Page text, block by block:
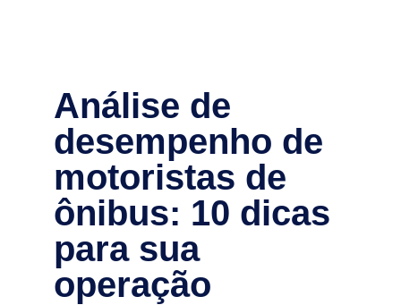
Análise de
desempenho de
motoristas de
ônibus: 10 dicas
para sua
operação